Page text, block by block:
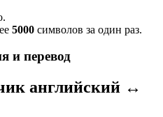
5000 символов за один раз.
и перевод
английский ↔